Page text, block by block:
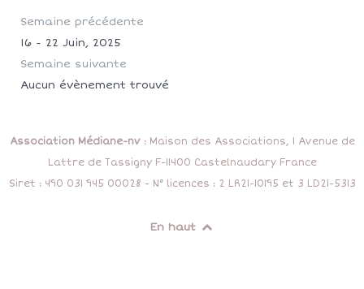
Semaine précédente
16 - 22 Juin, 2025
Semaine suivante
Aucun évènement trouvé
Association Médiane-nv: Maison des Associations, 1 Avenue de
Lattre de Tassigny F-11400 Castelnaudary France
Siret : 490 031 945 00028 - N° licences : 2 LR21-10195 et 3 LD21-5313
En haut